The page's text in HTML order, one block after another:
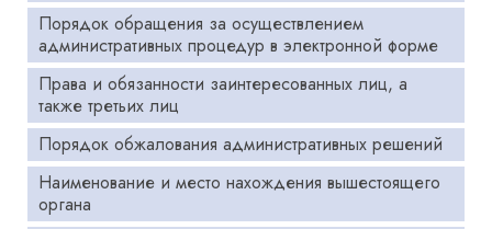
Порядок обращения за осуществлением
административных процедур в электронной форме
Права и обязанности заинтересованных лиц, а
также третьих лиц
Порядок обжалования административных решений
Наименование и место нахождения вышестоящего
органа